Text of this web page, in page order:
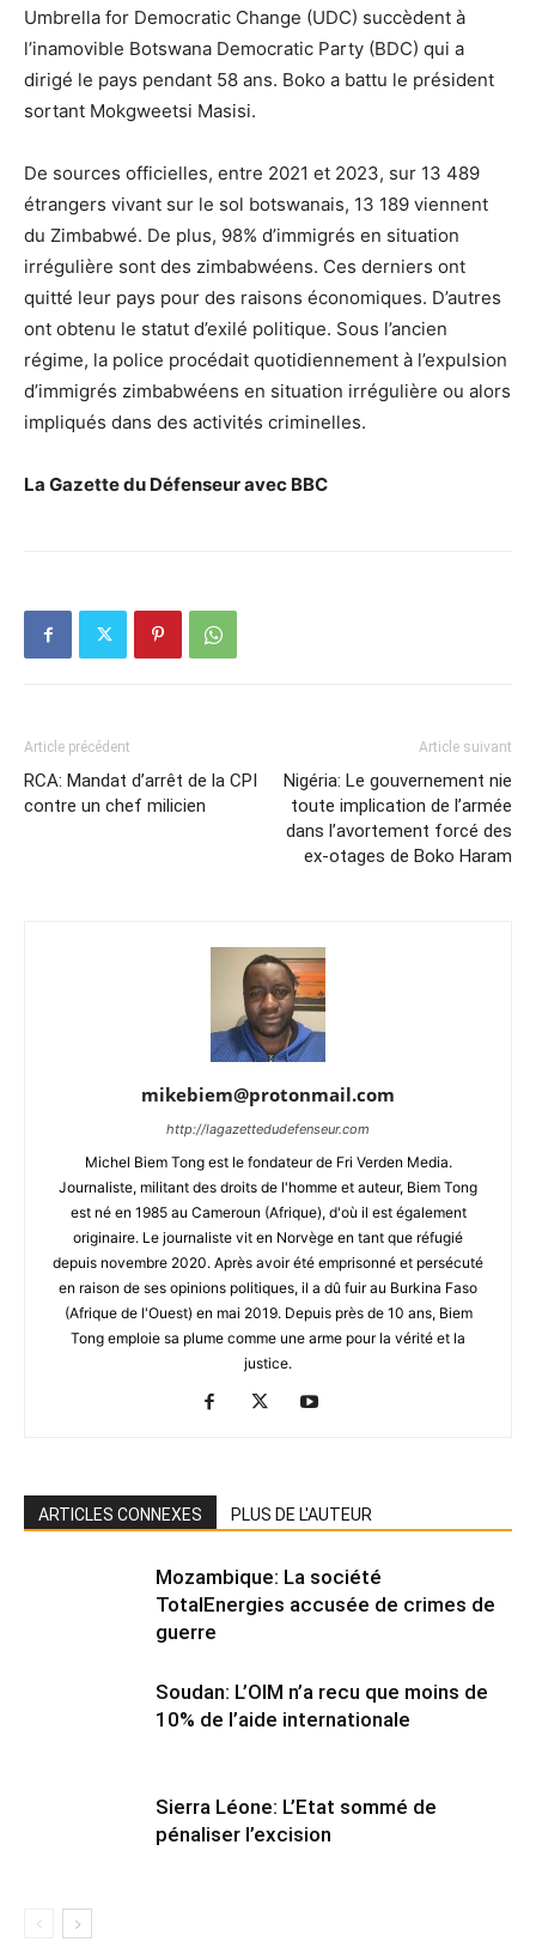
Umbrella for Democratic Change (UDC) succèdent à
l’inamovible Botswana Democratic Party (BDC) qui a
dirigé le pays pendant 58 ans. Boko a battu le président
sortant Mokgweetsi Masisi.
De sources officielles, entre 2021 et 2023, sur 13 489
étrangers vivant sur le sol botswanais, 13 189 viennent
du Zimbabwé. De plus, 98% d’immigrés en situation
irrégulière sont des zimbabwéens. Ces derniers ont
quitté leur pays pour des raisons économiques. D’autres
ont obtenu le statut d’exilé politique. Sous l’ancien
régime, la police procédait quotidiennement à l’expulsion
d’immigrés zimbabwéens en situation irrégulière ou alors
impliqués dans des activités criminelles.
La Gazette du Défenseur avec BBC
Article précédent
RCA: Mandat d’arrêt de la CPI
contre un chef milicien
Article suivant
Nigéria: Le gouvernement nie
toute implication de l’armée
dans l’avortement forcé des
ex-otages de Boko Haram
mikebiem@protonmail.com
http://lagazettedudefenseur.com
Michel Biem Tong est le fondateur de Fri Verden Media.
Journaliste, militant des droits de l'homme et auteur, Biem Tong
est né en 1985 au Cameroun (Afrique), d'où il est également
originaire. Le journaliste vit en Norvège en tant que réfugié
depuis novembre 2020. Après avoir été emprisonné et persécuté
en raison de ses opinions politiques, il a dû fuir au Burkina Faso
(Afrique de l'Ouest) en mai 2019. Depuis près de 10 ans, Biem
Tong emploie sa plume comme une arme pour la vérité et la
justice.
ARTICLES CONNEXES PLUS DE L'AUTEUR
Mozambique: La société
TotalEnergies accusée de crimes de
guerre
Soudan: L’OIM n’a recu que moins de
10% de l’aide internationale
Sierra Léone: L’Etat sommé de
pénaliser l’excision